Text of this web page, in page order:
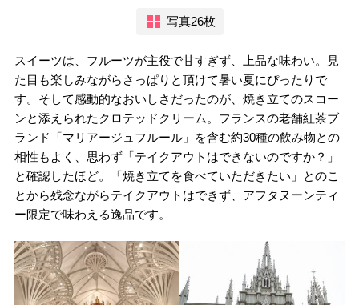
写真26枚
スイーツは、フルーツが主役で甘すぎず、上品な味わい。見
た目も楽しみながらさっぱりと頂けて暑い夏にぴったりで
す。そして感動的なおいしさだったのが、焼き立てのスコー
ンと添えられたクロテッドクリーム。フランスの老舗紅茶ブ
ランド「マリアージュフルール」を含む約30種の飲み物との
相性もよく、思わず「テイクアウトはできないのですか？」
と確認したほど。「焼き立てを食べていただきたい」とのこ
とから残念ながらテイクアウトはできず、アフタヌーンティ
ー限定で味わえる逸品です。